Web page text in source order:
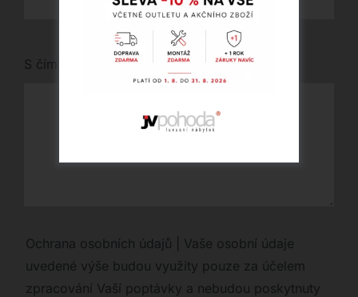
S čím vám můžeme pomoci?
Ochrana osobních údajů | Vaše osobní údaje
uvedené výše budou využity pouze za účelem
zpracování Vaší poptávky a nebudou poskytnuty